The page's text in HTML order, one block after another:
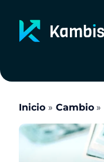
contenido
Inicio Cambio